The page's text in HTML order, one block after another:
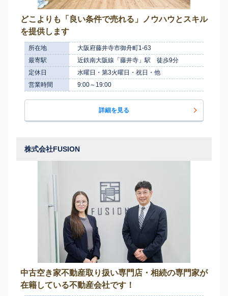
どこよりも「良い条件で売れる」ノウハウとスキル
を提供します
所在地
大阪府藤井寺市御舟町1-63
最寄駅
近鉄南大阪線「藤井寺」駅 徒歩9分
定休日
水曜日・第3火曜日・祝日・他
営業時間
9:00～19:00
詳細を見る
株式会社FUSION
中古空き家不動産取り扱い専門店・相続の専門家が
在籍している不動産会社です！